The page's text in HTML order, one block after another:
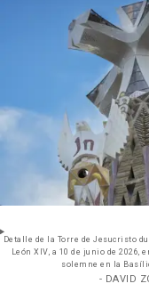
Detalle de la Torre de Jesucristo
León XIV, a 10 de junio de 2026,
solemne en la
- DAVID